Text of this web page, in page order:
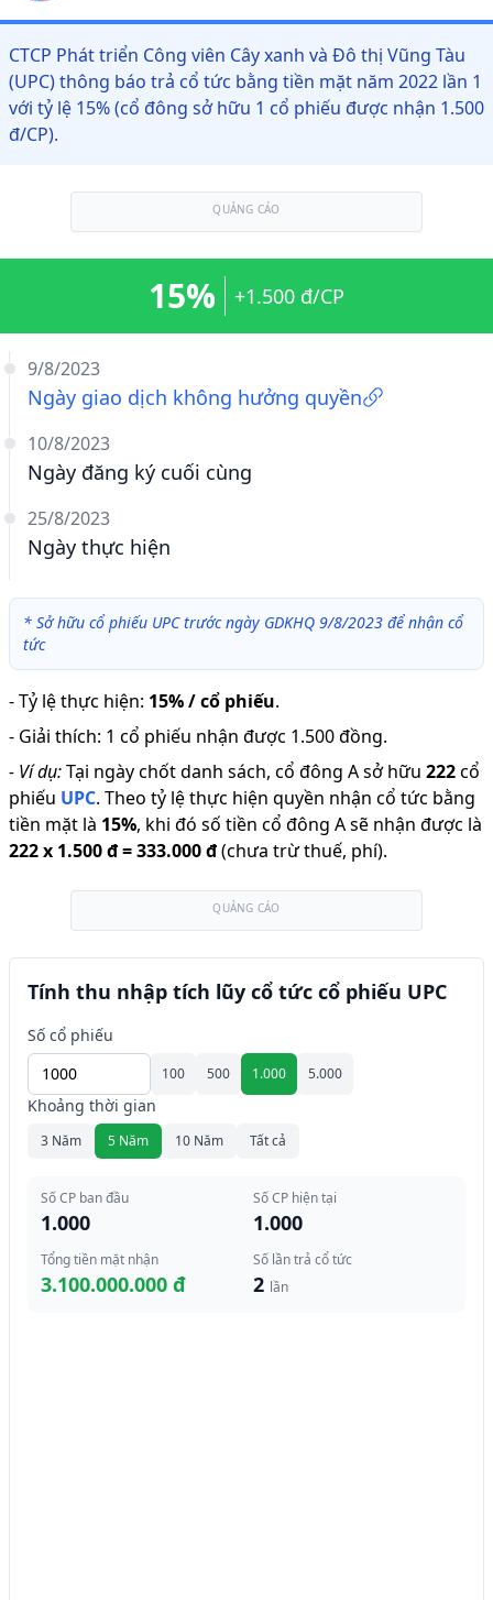
CTCP Phát triển Công viên Cây xanh và Đô thị Vũng Tàu
(UPC) thông báo trả cổ tức bằng tiền mặt năm 2022 lần 1
với tỷ lệ 15% (cổ đông sở hữu 1 cổ phiếu được nhận 1.500
đ/CP).
QUẢNG CÁO
9/8/2023
Ngày giao dịch không hưởng quyền
10/8/2023
Ngày đăng ký cuối cùng
25/8/2023
Ngày thực hiện
15% +1.500 đ/CP
* Sở hữu cổ phiếu UPC trước ngày GDKHQ 9/8/2023 để nhận cổ
tức
-Tỷ lệ thực hiện: 15% / cổ phiếu.
- Giải thích: 1 cổ phiếu nhận được 1.500 đồng.
- Ví dụ:Tại ngày chốt danh sách, cổ đông A sở hữu 222cổ
phiếu UPC. Theo tỷ lệ thực hiện quyền nhận cổ tức bằng
tiền mặt là 15%, khi đó số tiền cổ đông A sẽ nhận được là
222x 1.500 đ=333.000 đ(chưa trừ thuế, phí).
QUẢNG CÁO
Tính thu nhập tích lũy cổ tức cổ phiếu UPC
Số cổ phiếu
100 500 1.000 5.000
Khoảng thời gian
3 Năm 5 Năm 10 Năm Tất cả
Số CP ban đầu
1.000
Số CP hiện tại
1.000
Tổng tiền mặt nhận
3.100.000.000 đ
Số lần trả cổ tức
2 lần